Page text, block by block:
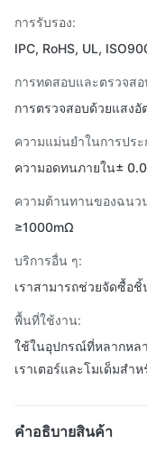
การรับรอง:
IPC, RoHS, UL,
การทดสอบและตรวจสอ
การตรวจสอบด้วยแสง
ความแม่นยำในการประ
ความอดทนภายใน±
ความต้านทานของฉนว
≥1000mΩ
บริการอื่น ๆ:
เราสามารถช่วยจัดซื้อ
พื้นที่ใช้งาน:
ใช้ในอุปกรณ์ที่หลากหล
เราเตอร์และโมเด็มสำ
คําอธิบายสินค้า